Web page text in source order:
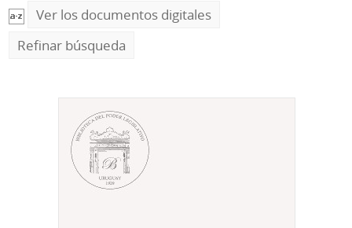
Ver los documentos digitales
Refinar búsqueda